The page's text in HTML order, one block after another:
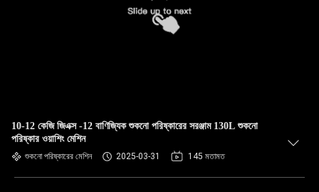
10-12 কেজি জিএক্স -12 বাণিজ্যিক শুকনো পরিষ্কারের সরঞ্জাম 130L শুকনো
পরিষ্কার ওয়াশিং মেশিন
শুকনো পরিষ্কারের মেশিন 2025-03-31 145 মতামত